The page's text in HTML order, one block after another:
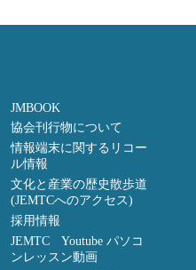
JMBOOK
協会刊行物について
情報端末に関するリコー
ル情報
文化と産業の歴史散歩道
(JEMTCへのアクセス)
採用情報
JEMTC Youtube パソコ
ンレッスン動画